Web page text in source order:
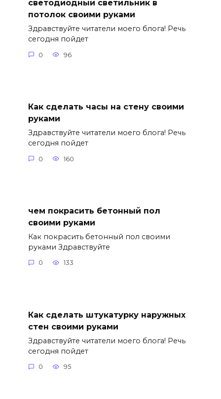
светодиодный светильник в
потолок своими руками
Здравствуйте читатели моего блога! Речь
сегодня пойдет
0 96
Как сделать часы на стену своими
руками
Здравствуйте читатели моего блога! Речь
сегодня пойдет
0 160
чем покрасить бетонный пол
своими руками
Как покрасить бетонный пол своими
руками Здравствуйте
0 133
Как сделать штукатурку наружных
стен своими руками
Здравствуйте читатели моего блога! Речь
сегодня пойдет
0 95